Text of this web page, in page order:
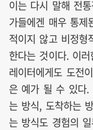
이는 다시 말해 전
가들에겐 매우 통제
적이지 않고 비정
한다는 것이다. 이
레이터에게도 도전
은 예가 될 수 있다.
는 방식, 도착하는
는 방식도 경험의